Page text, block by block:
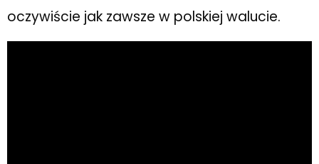
oczywiście jak zawsze w polskiej walucie.